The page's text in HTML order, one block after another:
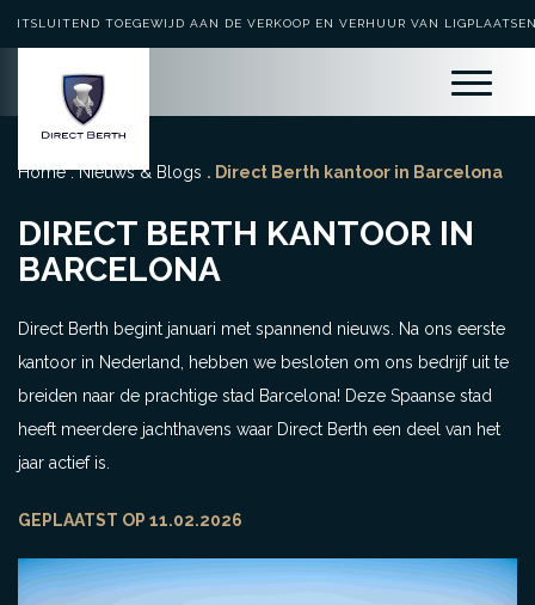
UITSLUITEND TOEGEWIJD AAN DE VERKOOP EN VERHUUR VAN
Home.Nieuws & Blogs . Direct Berth kantoor in Barcelona
DIRECT BERTH KANTOOR IN
BARCELONA
Direct Berth begint januari met spannend nieuws. Na ons eerste
kantoor in Nederland, hebben we besloten om ons bedrijf uit te
breiden naar de prachtige stad Barcelona! Deze Spaanse stad
heeft meerdere jachthavens waar Direct Berth een deel van het
jaar actief is.
GEPLAATST OP 11.02.2026